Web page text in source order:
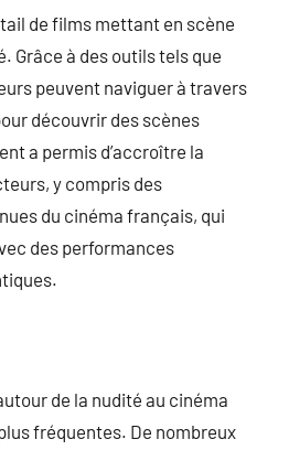
de films mettant en scène
Grâce à des outils tels que
peuvent naviguer à travers
découvrir des scènes
a permis d’accroître la
y compris des
du cinéma français, qui
des performances
de la nudité au cinéma
fréquentes. De nombreux